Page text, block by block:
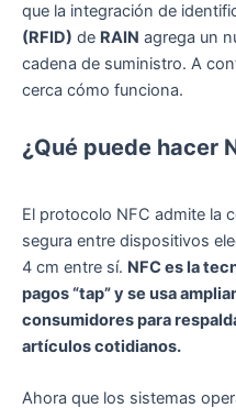
que la integración de
(RFID) de RAIN agrega un
cadena de suministro. A
cerca cómo funciona.
¿Qué puede hacer
El protocolo NFC admite la
segura entre dispositivos
4 cm entre sí. NFC es la
pagos “tap” y se usa
consumidores para
artículos cotidianos.
Ahora que los sistemas